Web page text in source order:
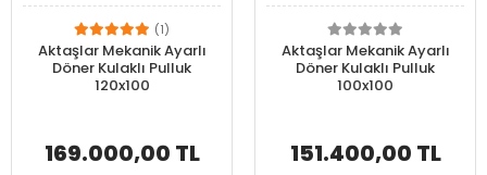
(1)
Aktaşlar Mekanik Ayarlı
Döner Kulaklı Pulluk
120x100
169.000,00 TL
Aktaşlar Mekanik Ayarlı
Döner Kulaklı Pulluk
100x100
151.400,00 TL